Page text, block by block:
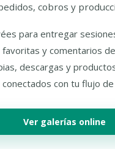
cobros y
para entregar
favoritas y comentarios
descargas y
conectados con tu flujo
Ver galerías online